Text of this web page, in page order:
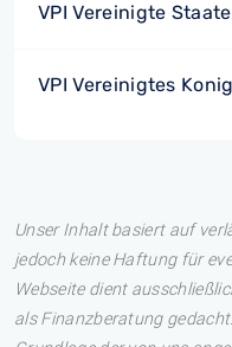
VPI Vereinigte
VPI Vereinigtes
Unser Inhalt basiert auf
jedoch keine Haftung für
Webseite dient
als Finanzberatung